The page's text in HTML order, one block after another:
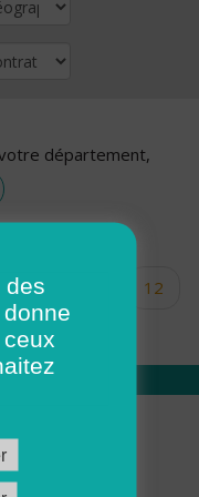
département,
10
12
17
des